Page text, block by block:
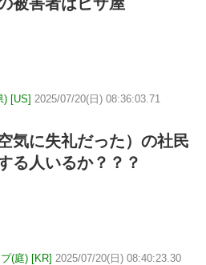
被害者はピザ屋
) [US] 2025/07/20(日) 08:36:03.71
気に失礼だった）の社民
る人いるか？？？
(庭) [KR] 2025/07/20(日) 08:40:23.30